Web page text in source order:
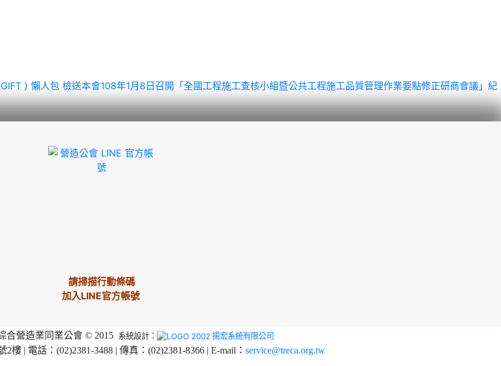
) 懶人包 檢送本會108年1月8日召開「全國工程施工查核小組暨公共工程施工品質管理作業要點修正研商會議」紀
請掃描行動條碼
加入LINE官方帳號
合營造業同業公會 © 2015 系統設計： 揚宏系統有限公司
樓 | 電話：(02)2381-3488 | 傳真：(02)2381-8366 | E-mail： service@treca.org.tw